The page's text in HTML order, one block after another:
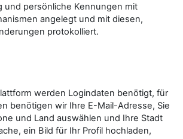
und persönliche Kennungen mit
angelegt und mit diesen,
protokolliert.
werden Logindaten benötigt, für
benötigen wir Ihre E-Mail-Adresse, Sie
und Land auswählen und Ihre Stadt
ein Bild für Ihr Profil hochladen,